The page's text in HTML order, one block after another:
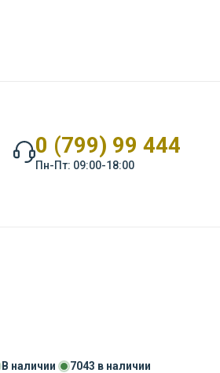
0 (799) 99 444
Пн-Пт: 09:00-18:00
В наличии 7043 в наличии